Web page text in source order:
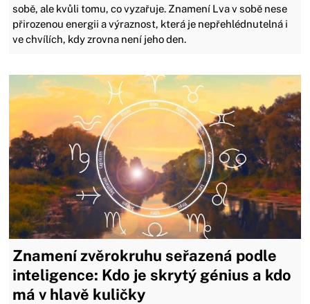
sobě, ale kvůli tomu, co vyzařuje. Znamení Lva v sobě nese
přirozenou energii a výraznost, která je nepřehlédnutelná i
ve chvílích, kdy zrovna není jeho den.
Znamení zvěrokruhu seřazená podle
inteligence: Kdo je skrytý génius a kdo
má v hlavě kuličky